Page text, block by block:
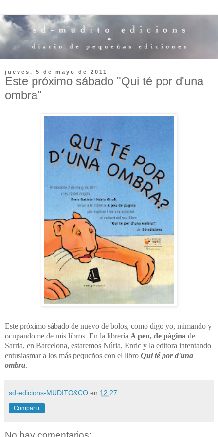
jueves, 5 de mayo de 2011
Este próximo sábado "Qui té por d'una
ombra"
Este próximo sábado de nuevo de bolos, como digo yo, mimando y
ocupandome de mis libros. En la librería A peu, de pàgina de
Sarria, en Barcelona, estaremos Núria, Enric y la editora intentando
entusiasmar a los más pequeños con el libro Qui té por d'una
ombra.
sd·edicions-MUDITO&CO en 12:27
Compartir
No hay comentarios: